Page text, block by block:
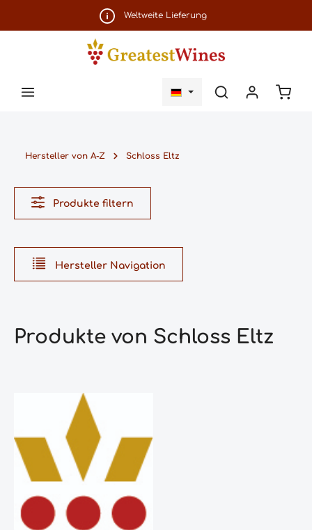
Zum Hauptinhalt springenWeltweite Lieferung
Hersteller von A-Z Schloss Eltz
Produkte filtern
Hersteller Navigation
Produkte von Schloss Eltz